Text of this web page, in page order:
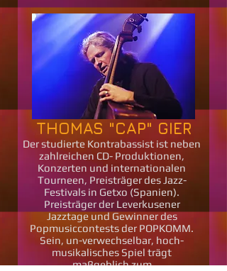
THOMAS "CAP" GIER
Der studierte Kontrabassist ist neben
zahlreichen CD- Produktionen,
Konzerten und internationalen
Tourneen, Preisträger des Jazz-
Festivals in Getxo (Spanien).
Preisträger der Leverkusener
Jazztage und Gewinner des
Popmusiccontests der POPKOMM.
Sein, un-verwechselbar, hoch-
musikalisches Spiel trägt
maßgeblich zum